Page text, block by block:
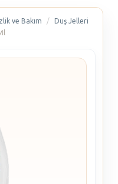
ve Bakım
Duş Jelleri